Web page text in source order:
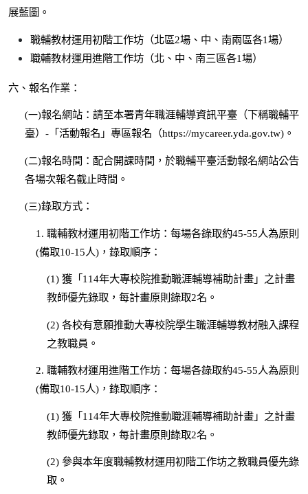
展藍圖。
職輔教材運用初階工作坊（北區2場、中、南兩區各1場）
職輔教材運用進階工作坊（北、中、南三區各1場）
六、報名作業：
(一)報名網站：請至本署青年職涯輔導資訊平臺（下稱職輔平
臺）-「活動報名」專區報名（https://mycareer.yda.gov.tw)。
(二)報名時間：配合開課時間，於職輔平臺活動報名網站公告
各場次報名截止時間。
(三)錄取方式：
1. 職輔教材運用初階工作坊：每場各錄取約45-55人為原則
(備取10-15人)，錄取順序：
(1) 獲「114年大專校院推動職涯輔導補助計畫」之計畫
教師優先錄取，每計畫原則錄取2名。
(2) 各校有意願推動大專校院學生職涯輔導教材融入課程
之教職員。
2. 職輔教材運用進階工作坊：每場各錄取約45-55人為原則
(備取10-15人)，錄取順序：
(1) 獲「114年大專校院推動職涯輔導補助計畫」之計畫
教師優先錄取，每計畫原則錄取2名。
(2) 參與本年度職輔教材運用初階工作坊之教職員優先錄
取。